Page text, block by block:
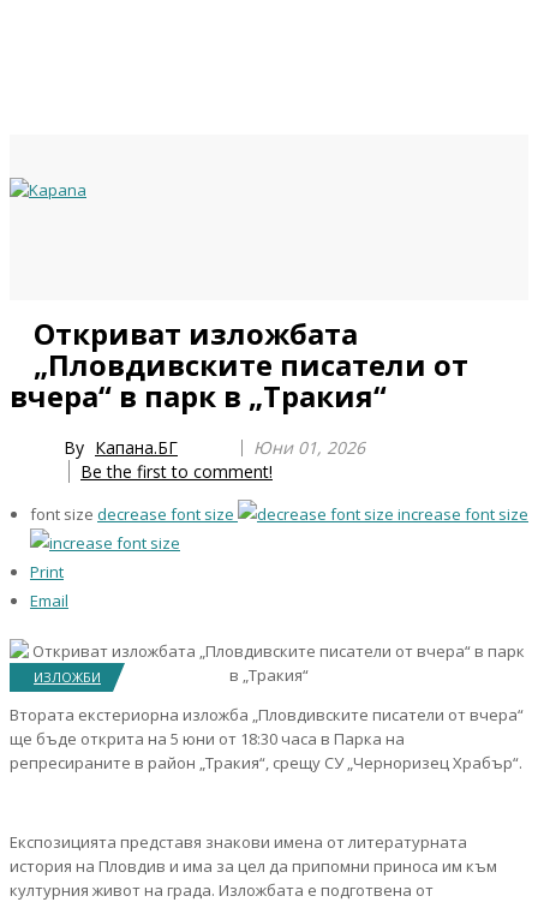
Откриват изложбата
„Пловдивските писатели от
вчера“ в парк в „Тракия“
By Капана.БГ
Юни 01, 2026
Be the first to comment!
font size decrease font size increase font size
Print
Email
ИЗЛОЖБИ
Втората екстериорна изложба „Пловдивските писатели от вчера“
ще бъде открита на 5 юни от 18:30 часа в Парка на
репресираните в район „Тракия“, срещу СУ „Черноризец Храбър“.
Експозицията представя знакови имена от литературната
история на Пловдив и има за цел да припомни приноса им към
културния живот на града. Изложбата е подготвена от
Year
Month
Year
Month